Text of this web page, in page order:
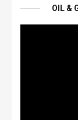
OIL &